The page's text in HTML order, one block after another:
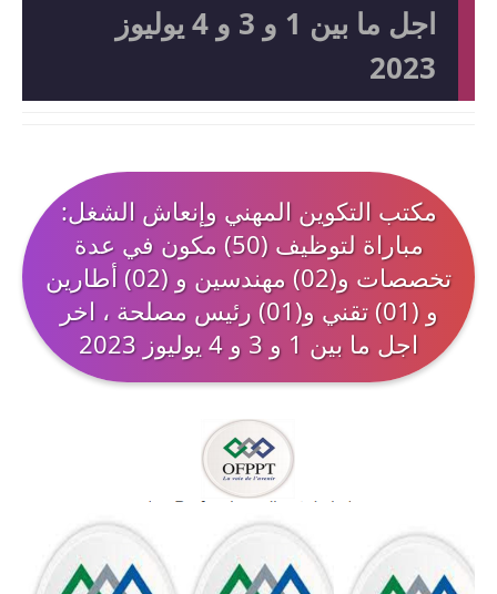
اجل ما بين 1 و 3 و 4 يوليوز
2023
مكتب التكوين المهني وإنعاش الشغل:
مباراة لتوظيف (50) مكون في عدة
تخصصات و(02) مهندسين و (02) أطارين
و (01) تقني و(01) رئيس مصلحة ، اخر
اجل ما بين 1 و 3 و 4 يوليوز 2023